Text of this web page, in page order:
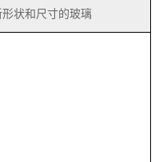
状和尺寸的玻璃